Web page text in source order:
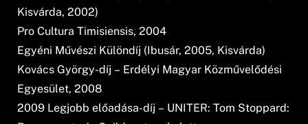
Kisvárda, 2002)
Pro Cultura Timisiensis, 2004
Egyéni Művészi Különdíj (Ibusár, 2005, Kisvárda)
Kovács György-díj – Erdélyi Magyar Közművelődési
Egyesület, 2008
2009 Legjobb előadása-díj – UNITER: Tom Stoppard: